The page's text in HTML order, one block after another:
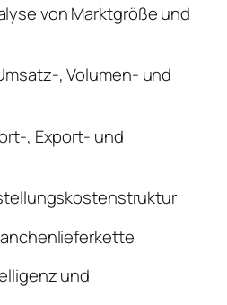
von Marktgröße und
, Volumen- und
, Export- und
und